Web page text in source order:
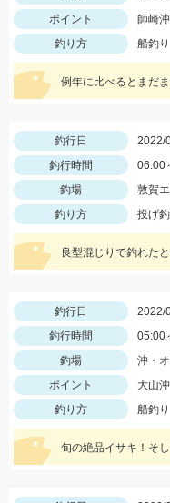
ポイント
師崎沖
釣り方
船釣り
釣行日
2022/
釣行時間
06:00
釣場
敦賀
釣り方
投げ釣
釣行日
2022/
釣行時間
05:00
釣場
沖・
ポイント
大山沖
釣り方
船釣り